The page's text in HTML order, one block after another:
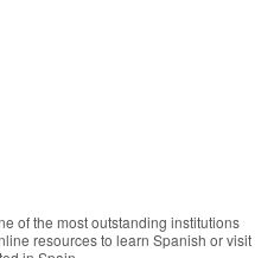
of the most outstanding institutions
resources to learn Spanish or visit